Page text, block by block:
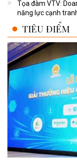
Tọa đàm VTV:
năng lực cạnh
TIÊU ĐIỂM